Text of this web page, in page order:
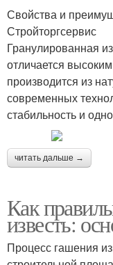
Свойства и
Стройторгсервис
Гранулированная
отличается
производится из
современных
стабильность и
читать дальше →
Как
известь:
Процесс гашения